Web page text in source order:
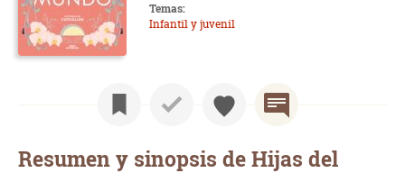
Temas:
Infantil y juvenil
Resumen y sinopsis de Hijas del